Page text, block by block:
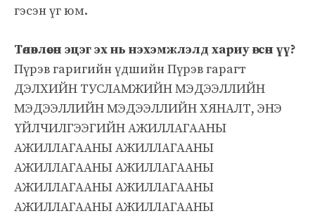
гэсэн үг юм.
Төлөвлөсөн эцэг эх нь нэхэмжлэлд хариу өгсөн үү?
Пүрэв гаригийн үдшийн Пүрэв гарагт
ДЭЛХИЙН ТУСЛАМЖИЙН МЭДЭЭЛЛИЙН
МЭДЭЭЛЛИЙН МЭДЭЭЛЛИЙН ХЯНАЛТ, ЭНЭ
ҮЙЛЧИЛГЭЭГИЙН АЖИЛЛАГААНЫ
АЖИЛЛАГААНЫ АЖИЛЛАГААНЫ
АЖИЛЛАГААНЫ АЖИЛЛАГААНЫ
АЖИЛЛАГААНЫ АЖИЛЛАГААНЫ
АЖИЛЛАГААНЫ АЖИЛЛАГААНЫ